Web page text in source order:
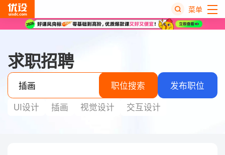
菜单
求职招聘
职位搜索
发布职位
UI设计
插画 视觉设计 交互设计